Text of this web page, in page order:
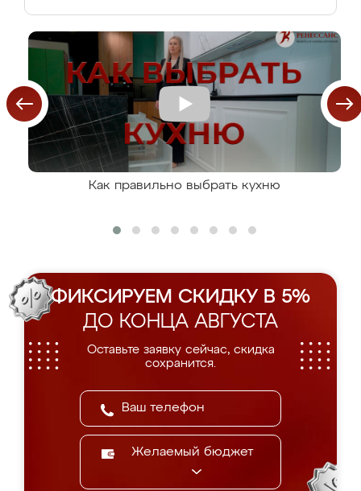
Как правильно выбрать кухню
ФИКСИРУЕМ СКИДКУ В 5%
ДО КОНЦА АВГУСТА
Оставьте заявку сейчас, скидка
сохранится.
Желаемый бюджет